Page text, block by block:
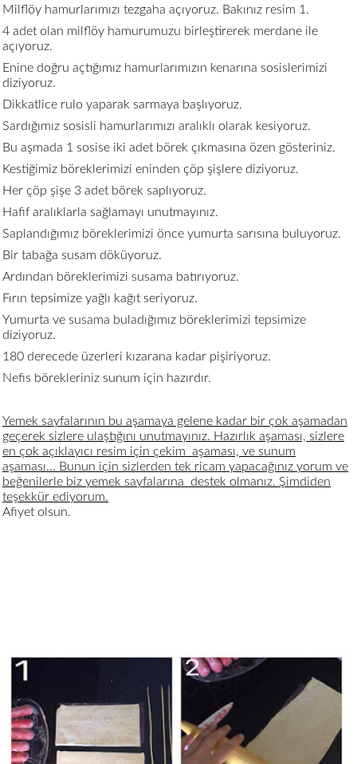
Milflöy hamurlarımızı tezgaha açıyoruz. Bakınız resim 1.
4 adet olan milflöy hamurumuzu birleştirerek merdane ile
açıyoruz.
Enine doğru açtığımız hamurlarımızın kenarına sosislerimizi
diziyoruz.
Dikkatlice rulo yaparak sarmaya başlıyoruz.
Sardığımız sosisli hamurlarımızı aralıklı olarak kesiyoruz.
Bu aşmada 1 sosise iki adet börek çıkmasına özen gösteriniz.
Kestiğimiz böreklerimizi eninden çöp şişlere diziyoruz.
Her çöp şişe 3 adet börek saplıyoruz.
Hafif aralıklarla sağlamayı unutmayınız.
Saplandığımız böreklerimizi önce yumurta sarısına buluyoruz.
Bir tabağa susam döküyoruz.
Ardından böreklerimizi susama batırıyoruz.
Fırın tepsimize yağlı kağıt seriyoruz.
Yumurta ve susama buladığımız böreklerimizi tepsimize
diziyoruz.
180 derecede üzerleri kızarana kadar pişiriyoruz.
Nefis börekleriniz sunum için hazırdır.
Yemek sayfalarının bu aşamaya gelene kadar bir çok aşamadan
geçerek sizlere ulaştığını unutmayınız. Hazırlık aşaması, sizlere
en çok açıklayıcı resim için çekim aşaması, ve sunum
aşaması... Bunun için sizlerden tek ricam yapacağınız yorum ve
beğenilerle biz yemek sayfalarına destek olmanız. Şimdiden
teşekkür ediyorum.
Afiyet olsun.